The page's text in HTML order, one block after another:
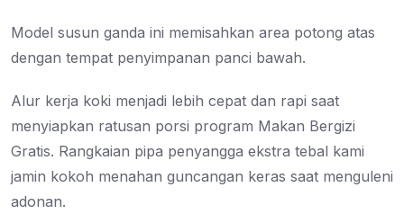
Model susun ganda ini memisahkan area potong atas
dengan tempat penyimpanan panci bawah.
Alur kerja koki menjadi lebih cepat dan rapi saat
menyiapkan ratusan porsi program Makan Bergizi
Gratis. Rangkaian pipa penyangga ekstra tebal kami
jamin kokoh menahan guncangan keras saat menguleni
adonan.